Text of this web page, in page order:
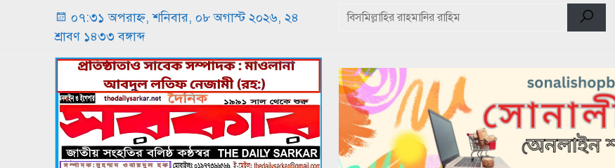
০৭:৩১ অপরাহ্ন, শনিবার, ০৮ অগাস্ট ২০২৬, ২৪
শ্রাবণ ১৪৩৩ বঙ্গাব্দ